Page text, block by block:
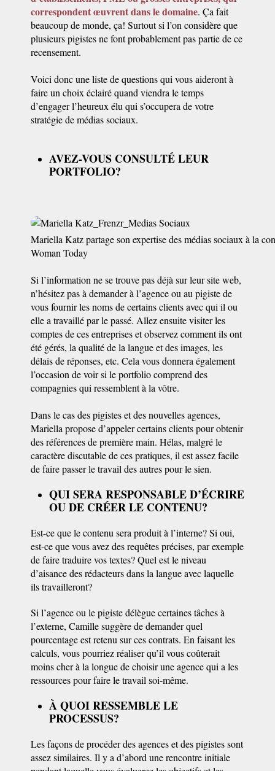
correspondent œuvrent dans le domaine. Ça fait
beaucoup de monde, ça! Surtout si l’on considère que
plusieurs pigistes ne font probablement pas partie de ce
recensement.
Voici donc une liste de questions qui vous aideront à
faire un choix éclairé quand viendra le temps
d’engager l’heureux élu qui s’occupera de votre
stratégie de médias sociaux.
AVEZ-VOUS CONSULTÉ LEUR
PORTFOLIO?
Mariella Katz partage son expertise des médias sociaux à la
Woman Today
Si l’information ne se trouve pas déjà sur leur site web,
n’hésitez pas à demander à l’agence ou au pigiste de
vous fournir les noms de certains clients avec qui il ou
elle a travaillé par le passé. Allez ensuite visiter les
comptes de ces entreprises et observez comment ils ont
été gérés, la qualité de la langue et des images, les
délais de réponses, etc. Cela vous donnera également
l’occasion de voir si le portfolio comprend des
compagnies qui ressemblent à la vôtre.
Dans le cas des pigistes et des nouvelles agences,
Mariella propose d’appeler certains clients pour obtenir
des références de première main. Hélas, malgré le
caractère discutable de ces pratiques, il est assez facile
de faire passer le travail des autres pour le sien.
QUI SERA RESPONSABLE D’ÉCRIRE
OU DE CRÉER LE CONTENU?
Est-ce que le contenu sera produit à l’interne? Si oui,
est-ce que vous avez des requêtes précises, par exemple
de faire traduire vos textes? Quel est le niveau
d’aisance des rédacteurs dans la langue avec laquelle
ils travailleront?
Si l’agence ou le pigiste délègue certaines tâches à
l’externe, Camille suggère de demander quel
pourcentage est retenu sur ces contrats. En faisant les
calculs, vous pourriez réaliser qu’il vous coûterait
moins cher à la longue de choisir une agence qui a les
ressources pour faire le travail soi-même.
À QUOI RESSEMBLE LE
PROCESSUS?
Les façons de procéder des agences et des pigistes sont
assez similaires. Il y a d’abord une rencontre initiale